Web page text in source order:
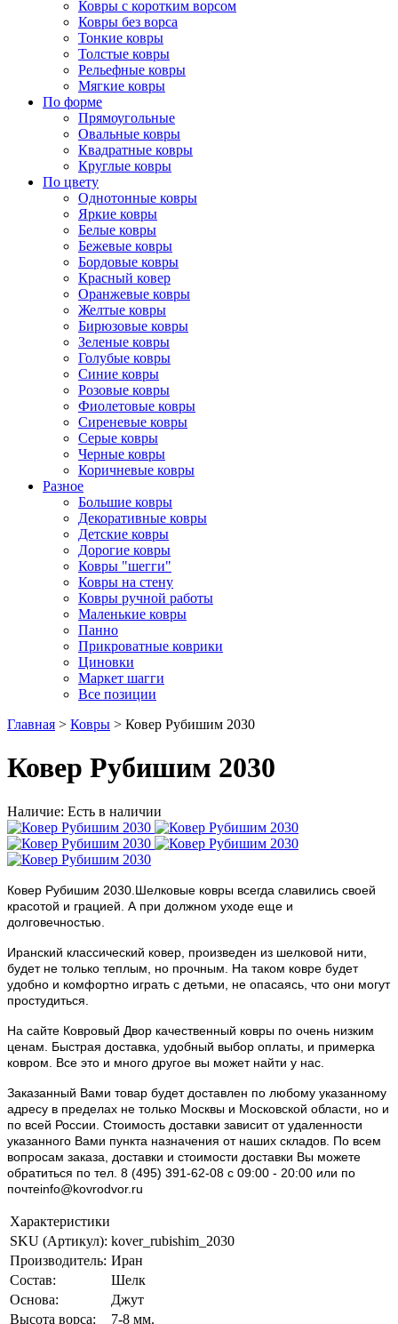
Ковры с коротким ворсом
Ковры без ворса
Тонкие ковры
Толстые ковры
Рельефные ковры
Мягкие ковры
По форме
Прямоугольные
Овальные ковры
Квадратные ковры
Круглые ковры
По цвету
Однотонные ковры
Яркие ковры
Белые ковры
Бежевые ковры
Бордовые ковры
Красный ковер
Оранжевые ковры
Желтые ковры
Бирюзовые ковры
Зеленые ковры
Голубые ковры
Синие ковры
Розовые ковры
Фиолетовые ковры
Сиреневые ковры
Серые ковры
Черные ковры
Коричневые ковры
Разное
Большие ковры
Декоративные ковры
Детские ковры
Дорогие ковры
Ковры "шегги"
Ковры на стену
Ковры ручной работы
Маленькие ковры
Панно
Прикроватные коврики
Циновки
Маркет шагги
Все позиции
Главная > Ковры > Ковер Рубишим 2030
Ковер Рубишим 2030
Наличие: Есть в наличии
Ковер Рубишим 2030.Шелковые ковры всегда славились своей
красотой и грацией. А при должном уходе еще и
долговечностью.
Иранский классический ковер, произведен из шелковой нити,
будет не только теплым, но прочным. На таком ковре будет
удобно и комфортно играть с детьми, не опасаясь, что они могут
простудиться.
На сайте Ковровый Двор качественный ковры по очень низким
ценам. Быстрая доставка, удобный выбор оплаты, и примерка
ковром. Все это и много другое вы может найти у нас.
Заказанный Вами товар будет доставлен по любому указанному
адресу в пределах не только Москвы и Московской области, но и
по всей России. Стоимость доставки зависит от удаленности
указанного Вами пункта назначения от наших складов. По всем
вопросам заказа, доставки и стоимости доставки Вы можете
обратиться по тел. 8 (495) 391-62-08 c 09:00 - 20:00 или по
почтеinfo@kovrodvor.ru
Характеристики
SKU (Артикул): kover_rubishim_2030
Производитель: Иран
Состав:
Шелк
Основа:
Джут
Высота ворса:
7-8 мм.